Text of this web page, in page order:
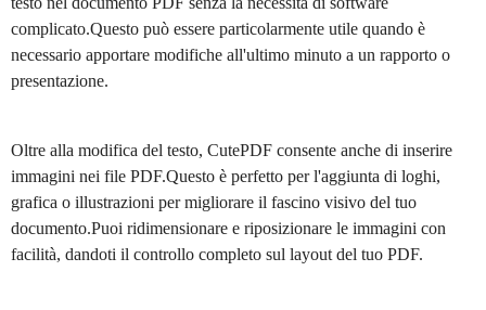
complicato.Questo può essere particolarmente utile quando è
necessario apportare modifiche all'ultimo minuto a un rapporto o
presentazione.
Oltre alla modifica del testo, CutePDF consente anche di inserire
immagini nei file PDF.Questo è perfetto per l'aggiunta di loghi,
grafica o illustrazioni per migliorare il fascino visivo del tuo
documento.Puoi ridimensionare e riposizionare le immagini con
facilità, dandoti il controllo completo sul layout del tuo PDF.